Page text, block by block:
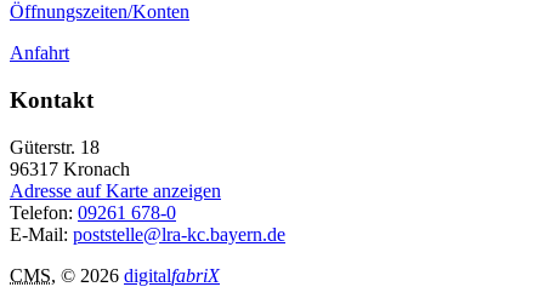
Öffnungszeiten/Konten
Anfahrt
Kontakt
Güterstr. 18
96317 Kronach
Adresse auf Karte anzeigen
Telefon: 09261 678-0
E-Mail: poststelle@lra-kc.bayern.de
CMS, © 2026 digitalfabriX